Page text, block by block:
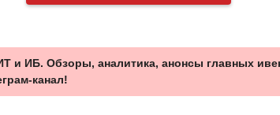
и ИБ. Обзоры, аналитика, анонсы главных
канал!